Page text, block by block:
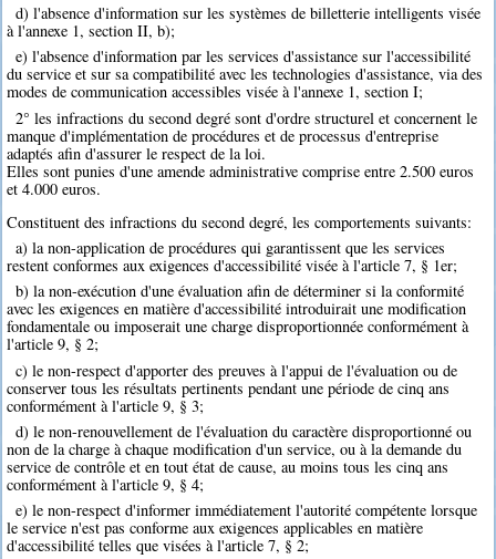
d) l'absence d'information sur les systèmes de billetterie intelligents visée
à l'annexe 1, section II, b);
e) l'absence d'information par les services d'assistance sur l'accessibilité
du service et sur sa compatibilité avec les technologies d'assistance, via des
modes de communication accessibles visée à l'annexe 1, section I;
2° les infractions du second degré sont d'ordre structurel et concernent le
manque d'implémentation de procédures et de processus d'entreprise
adaptés afin d'assurer le respect de la loi.
Elles sont punies d'une amende administrative comprise entre 2.500 euros
et 4.000 euros.
Constituent des infractions du second degré, les comportements suivants:
a) la non-application de procédures qui garantissent que les services
restent conformes aux exigences d'accessibilité visée à l'article 7, § 1er;
b) la non-exécution d'une évaluation afin de déterminer si la conformité
avec les exigences en matière d'accessibilité introduirait une modification
fondamentale ou imposerait une charge disproportionnée conformément à
l'article 9, § 2;
c) le non-respect d'apporter des preuves à l'appui de l'évaluation ou de
conserver tous les résultats pertinents pendant une période de cinq ans
conformément à l'article 9, § 3;
d) le non-renouvellement de l'évaluation du caractère disproportionné ou
non de la charge à chaque modification d'un service, ou à la demande du
service de contrôle et en tout état de cause, au moins tous les cinq ans
conformément à l'article 9, § 4;
e) le non-respect d'informer immédiatement l'autorité compétente lorsque
le service n'est pas conforme aux exigences applicables en matière
d'accessibilité telles que visées à l'article 7, § 2;